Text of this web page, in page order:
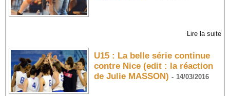
Lire la suite
U15 : La belle série continue
contre Nice (edit : la réaction
de Julie MASSON) - 14/03/2016